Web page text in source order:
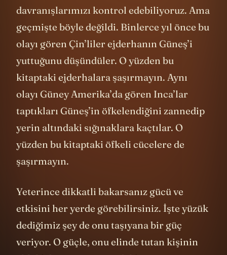
davranışlarımızı kontrol edebiliyoruz. Ama
geçmişte böyle değildi. Binlerce yıl önce bu
olayı gören Çin’liler ejderhanın Güneş’i
yuttuğunu düşündüler. O yüzden bu
kitaptaki ejderhalara şaşırmayın. Aynı
olayı Güney Amerika’da gören Inca’lar
taptıkları Güneş’in öfkelendiğini zannedip
yerin altındaki sığınaklara kaçtılar. O
yüzden bu kitaptaki öfkeli cücelere de
şaşırmayın.
Yeterince dikkatli bakarsanız gücü ve
etkisini her yerde görebilirsiniz. İşte yüzük
dediğimiz şey de onu taşıyana bir güç
veriyor. O güçle, onu elinde tutan kişinin